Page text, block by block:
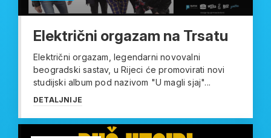
Električni orgazam na Trsatu
Električni orgazam, legendarni novovalni
beogradski sastav, u Rijeci će promovirati novi
studijski album pod nazivom "U magli sjaj"...
DETALJNIJE